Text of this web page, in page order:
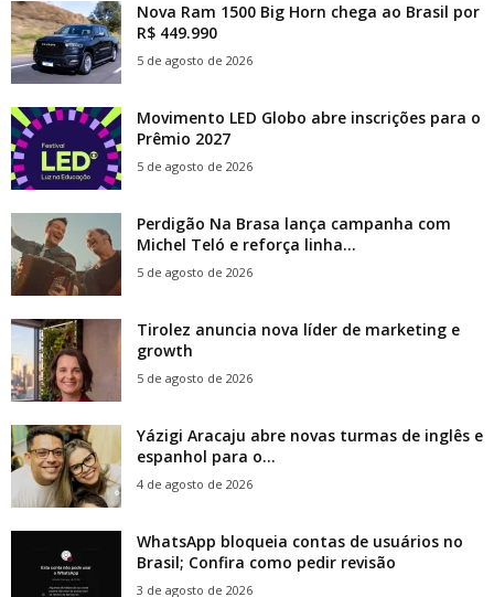
Nova Ram 1500 Big Horn chega ao Brasil por
R$ 449.990
5 de agosto de 2026
Movimento LED Globo abre inscrições para o
Prêmio 2027
5 de agosto de 2026
Perdigão Na Brasa lança campanha com
Michel Teló e reforça linha...
5 de agosto de 2026
Tirolez anuncia nova líder de marketing e
growth
5 de agosto de 2026
Yázigi Aracaju abre novas turmas de inglês e
espanhol para o...
4 de agosto de 2026
WhatsApp bloqueia contas de usuários no
Brasil; Confira como pedir revisão
3 de agosto de 2026